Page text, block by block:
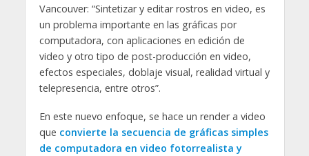
Vancouver: “Sintetizar y editar rostros en video, es
un problema importante en las gráficas por
computadora, con aplicaciones en edición de
video y otro tipo de post-producción en video,
efectos especiales, doblaje visual, realidad virtual y
telepresencia, entre otros”.
En este nuevo enfoque, se hace un render a video
que convierte la secuencia de gráficas simples
de computadora en video fotorrealista y